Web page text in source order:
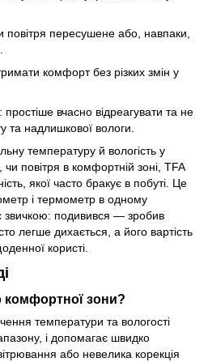
повітря пересушене або, навпаки,
комфорт без різких змін у
вчасно відреагувати та не
та надлишкової вологи.
температуру й вологість у
чи повітря в комфортній зоні, TFA
якої часто бракує в побуті. Це
і термометр в одному
звичкою: подивився — зробив
легше дихається, а його вартість
користі.
комфортної зони?
температури та вологості
і допомагає швидко
або невелика корекція